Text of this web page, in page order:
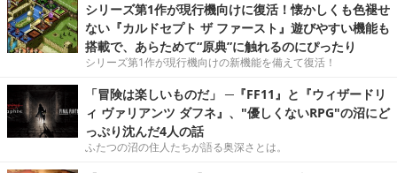
シリーズ第1作が現行機向けに復活！懐かしくも色褪せ
ない『カルドセプト ザ ファースト』遊びやすい機能も
搭載で、あらためて“原典”に触れるのにぴったり
シリーズ第1作が現行機向けの新機能を備えて復活！
「冒険は楽しいものだ」 ─『FF11』と『ウィザードリ
ィ ヴァリアンツ ダフネ』、"優しくないRPG"の沼にど
っぷり沈んだ4人の話
ふたつの沼の住人たちが語る奥深さとは。